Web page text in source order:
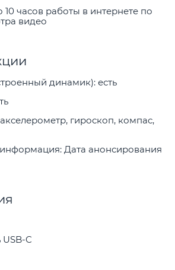
часов работы в интернете по
видео
динамик): есть
гироскоп, компас,
Дата анонсирования
C